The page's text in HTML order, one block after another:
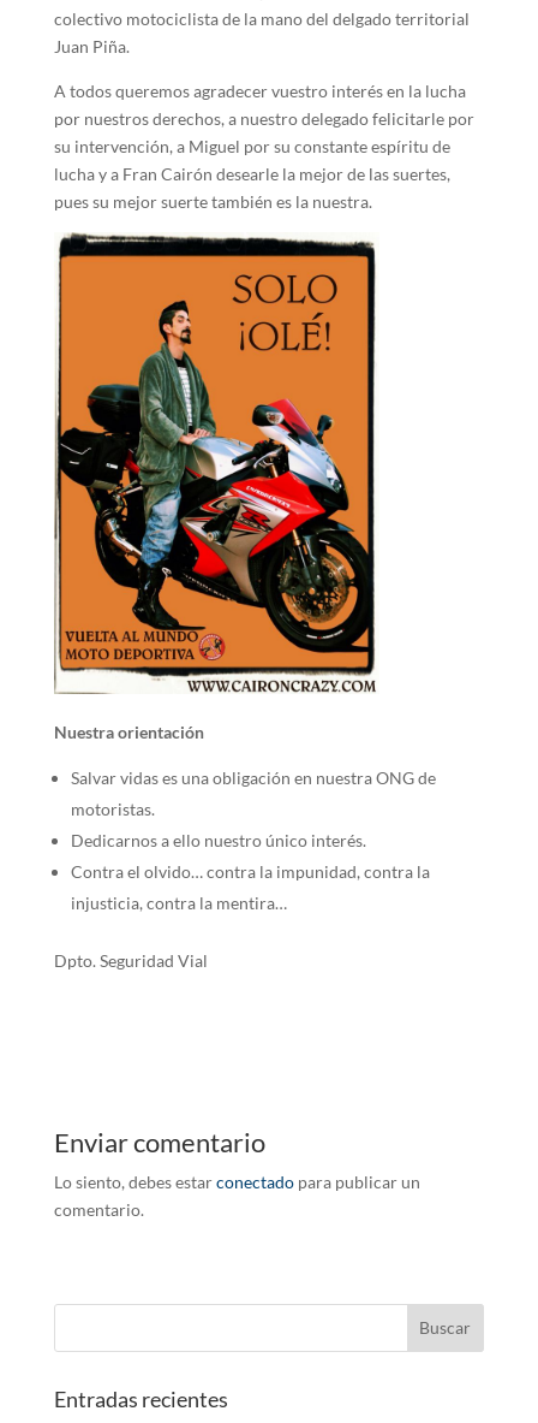
colectivo motociclista de la mano del delgado territorial
Juan Piña.
A todos queremos agradecer vuestro interés en la lucha
por nuestros derechos, a nuestro delegado felicitarle por
su intervención, a Miguel por su constante espíritu de
lucha y a Fran Cairón desearle la mejor de las suertes,
pues su mejor suerte también es la nuestra.
Nuestra orientación
Salvar vidas es una obligación en nuestra ONG de
motoristas.
Dedicarnos a ello nuestro único interés.
Contra el olvido… contra la impunidad, contra la
injusticia, contra la mentira…
Dpto. Seguridad Vial
Enviar comentario
Lo siento, debes estarconectadopara publicar un
comentario.
Entradas recientes